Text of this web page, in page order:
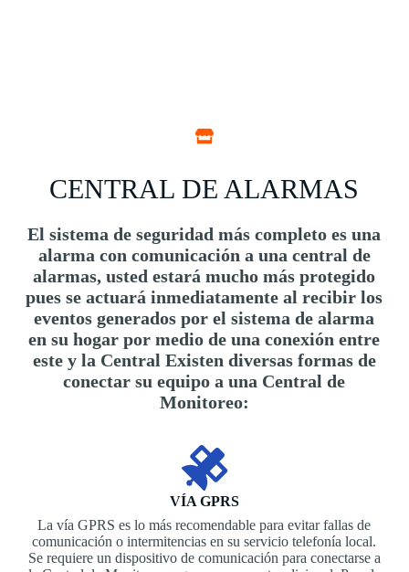
CENTRAL DE ALARMAS
El sistema de seguridad más completo es una
alarma con comunicación a una central de
alarmas, usted estará mucho más protegido
pues se actuará inmediatamente al recibir los
eventos generados por el sistema de alarma
en su hogar por medio de una conexión entre
este y la Central Existen diversas formas de
conectar su equipo a una Central de
Monitoreo:
VÍA GPRS
La vía GPRS es lo más recomendable para evitar fallas de
comunicación o intermitencias en su servicio telefonía local.
Se requiere un dispositivo de comunicación para conectarse a